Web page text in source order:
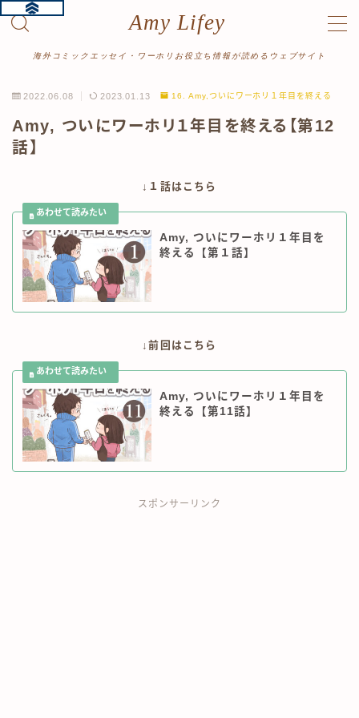
Amy Lifey
海外コミックエッセイ・ワーホリお役立ち情報が読めるウェブサイト
MENU
プロフィール
ワーホリ体験記
読み切り
絵日記
旅行記
ワーホリ情報
英語勉強法
ノマド＆旅情報
2022.06.08 2023.01.13 16. Amy,ついにワーホリ１年目を終える
Amy, ついにワーホリ１年目を終える【第12
話】
↓１話はこちら
Amy, ついにワーホリ１年目を
終える【第１話】
↓前回はこちら
Amy, ついにワーホリ１年目を
終える【第11話】
スポンサーリンク